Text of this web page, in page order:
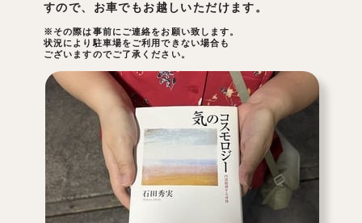
すので、お車でもお越しいただけます。
※その際は事前にご連絡をお願い致します。
状況により駐車場をご利用できない場合も
ございますのでご了承ください。